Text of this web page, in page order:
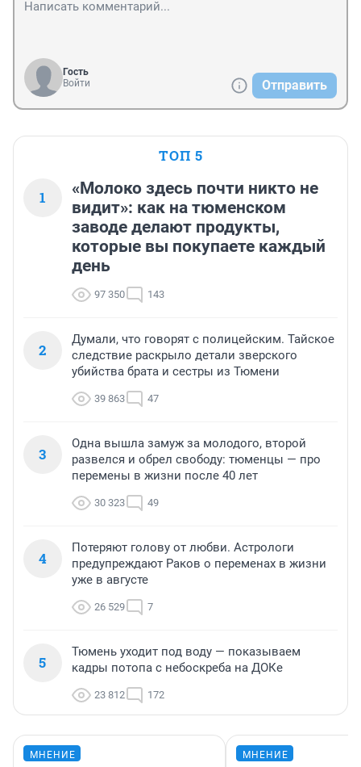
Гость
Войти
Отправить
ТОП 5
1
«Молоко здесь почти никто не
видит»: как на тюменском
заводе делают продукты,
которые вы покупаете каждый
день
97 350 143
2
Думали, что говорят с полицейским. Тайское
следствие раскрыло детали зверского
убийства брата и сестры из Тюмени
39 863 47
3
Одна вышла замуж за молодого, второй
развелся и обрел свободу: тюменцы — про
перемены в жизни после 40 лет
30 323 49
4
Потеряют голову от любви. Астрологи
предупреждают Раков о переменах в жизни
уже в августе
26 529 7
5
Тюмень уходит под воду — показываем
кадры потопа с небоскреба на ДОКе
23 812 172
МНЕНИЕ МНЕНИЕ